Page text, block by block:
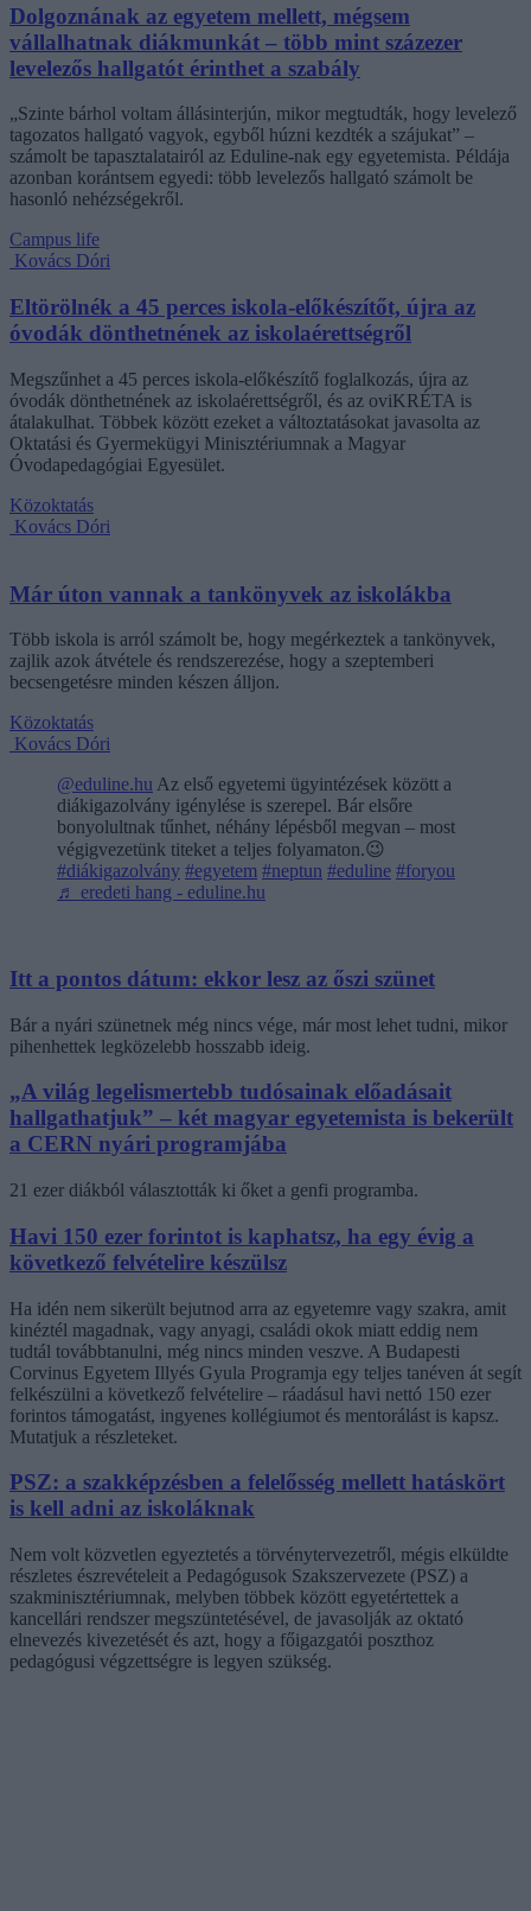
Dolgoznának az egyetem mellett, mégsem
vállalhatnak diákmunkát – több mint százezer
levelezős hallgatót érinthet a szabály
„Szinte bárhol voltam állásinterjún, mikor megtudták, hogy levelező
tagozatos hallgató vagyok, egyből húzni kezdték a szájukat” –
számolt be tapasztalatairól az Eduline-nak egy egyetemista. Példája
azonban korántsem egyedi: több levelezős hallgató számolt be
hasonló nehézségekről.
Campus life
Kovács Dóri
Eltörölnék a 45 perces iskola-előkészítőt, újra az
óvodák dönthetnének az iskolaérettségről
Megszűnhet a 45 perces iskola-előkészítő foglalkozás, újra az
óvodák dönthetnének az iskolaérettségről, és az oviKRÉTA is
átalakulhat. Többek között ezeket a változtatásokat javasolta az
Oktatási és Gyermekügyi Minisztériumnak a Magyar
Óvodapedagógiai Egyesület.
Közoktatás
Kovács Dóri
Már úton vannak a tankönyvek az iskolákba
Több iskola is arról számolt be, hogy megérkeztek a tankönyvek,
zajlik azok átvétele és rendszerezése, hogy a szeptemberi
becsengetésre minden készen álljon.
Közoktatás
Kovács Dóri
@eduline.hu Az első egyetemi ügyintézések között a
diákigazolvány igénylése is szerepel. Bár elsőre
bonyolultnak tűnhet, néhány lépésből megvan – most
végigvezetünk titeket a teljes folyamaton.😉
#diákigazolvány #egyetem #neptun #eduline #foryou
♬ eredeti hang - eduline.hu
Itt a pontos dátum: ekkor lesz az őszi szünet
Bár a nyári szünetnek még nincs vége, már most lehet tudni, mikor
pihenhettek legközelebb hosszabb ideig.
„A világ legelismertebb tudósainak előadásait
hallgathatjuk” – két magyar egyetemista is bekerült
a CERN nyári programjába
21 ezer diákból választották ki őket a genfi programba.
Havi 150 ezer forintot is kaphatsz, ha egy évig a
következő felvételire készülsz
Ha idén nem sikerült bejutnod arra az egyetemre vagy szakra, amit
kinéztél magadnak, vagy anyagi, családi okok miatt eddig nem
tudtál továbbtanulni, még nincs minden veszve. A Budapesti
Corvinus Egyetem Illyés Gyula Programja egy teljes tanéven át segít
felkészülni a következő felvételire – ráadásul havi nettó 150 ezer
forintos támogatást, ingyenes kollégiumot és mentorálást is kapsz.
Mutatjuk a részleteket.
PSZ: a szakképzésben a felelősség mellett hatáskört
is kell adni az iskoláknak
Nem volt közvetlen egyeztetés a törvénytervezetről, mégis elküldte
részletes észrevételeit a Pedagógusok Szakszervezete (PSZ) a
szakminisztériumnak, melyben többek között egyetértettek a
kancellári rendszer megszüntetésével, de javasolják az oktató
elnevezés kivezetését és azt, hogy a főigazgatói poszthoz
pedagógusi végzettségre is legyen szükség.